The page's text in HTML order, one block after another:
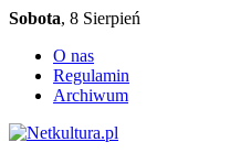
Sobota, 8 Sierpień
O nas
Regulamin
Archiwum